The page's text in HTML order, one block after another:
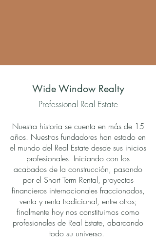
Wide Window Realty
Professional Real Estate
Nuestra historia se cuenta en más de 15
años. Nuestros fundadores han estado en
el mundo del Real Estate desde sus inicios
profesionales. Iniciando con los
acabados de la construcción, pasando
por el Short Term Rental, proyectos
financieros internacionales fraccionados,
venta y renta tradicional, entre otros;
finalmente hoy nos constituimos como
profesionales de Real Estate, abarcando
todo su universo.